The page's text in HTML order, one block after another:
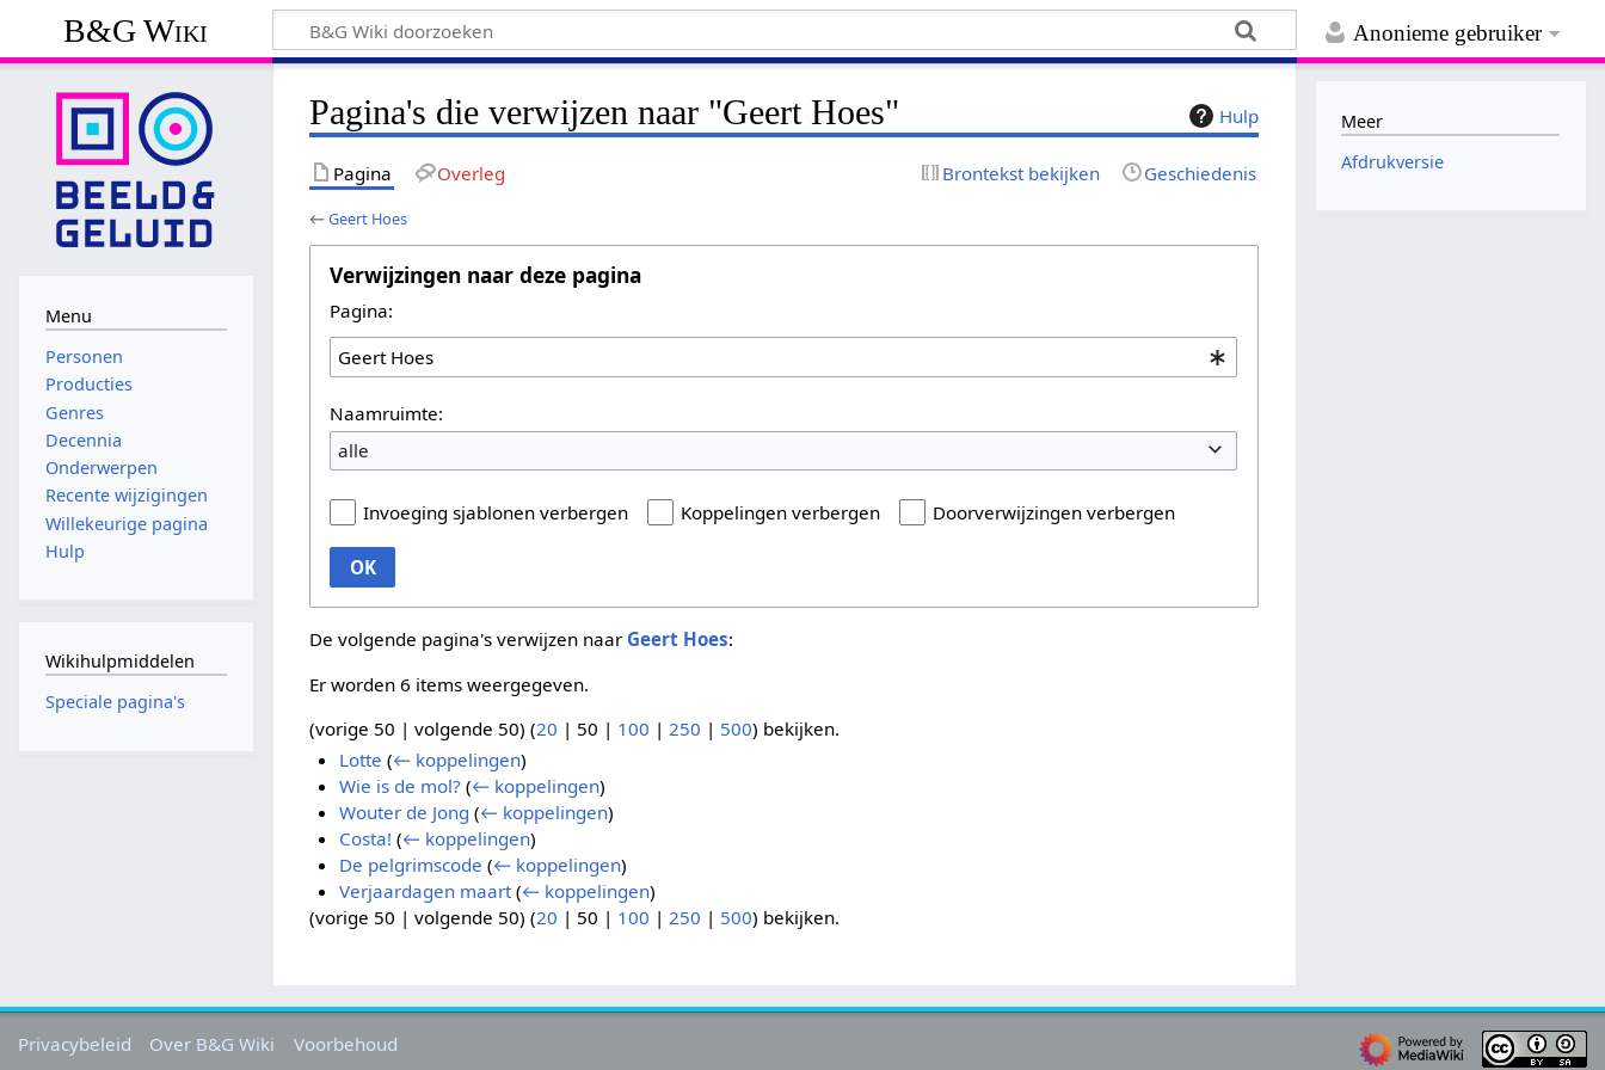
Anonieme gebruiker
B&G Wiki
Hulp
Pagina's die verwijzen naar "Geert Hoes"
Pagina Overleg Brontekst bekijken Geschiedenis
←Geert Hoes
Verwijzingen naar deze pagina
Pagina:
Naamruimte:
alle
Invoeging sjablonen verbergen Koppelingen verbergen Doorverwijzingen verbergen
OK
De volgende pagina's verwijzen naar Geert Hoes:
Er worden 6 items weergegeven.
(vorige 50 |volgende 50) (20 | 50 | 100 | 250 | 500) bekijken.
Lotte (← koppelingen)
Wie is de mol? (← koppelingen)
Wouter de Jong (← koppelingen)
Costa! (← koppelingen)
De pelgrimscode (← koppelingen)
Verjaardagen maart (← koppelingen)
(vorige 50 |volgende 50) (20 | 50 | 100 |250 | 500) bekijken.
Menu
Personen
Producties
Genres
Decennia
Onderwerpen
Recente wijzigingen
Willekeurige pagina
Hulp
Wikihulpmiddelen
Speciale pagina's
Meer
Afdrukversie
Privacybeleid Over B&G Wiki Voorbehoud